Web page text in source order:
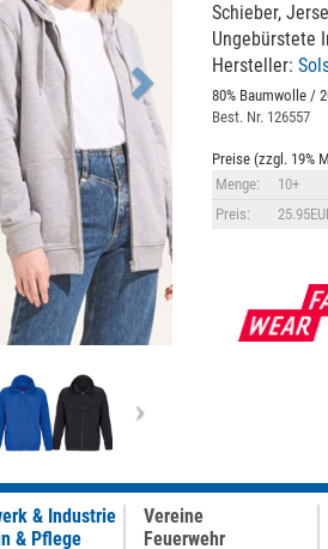
Schieber,
Ungebürstete
Hersteller:
80% Baumwolle /
Best. Nr. 126557
Preise (zzgl. 19%
Menge:
10+
Preis:
& Industrie
& Pflege
Vereine
Feuerwehr